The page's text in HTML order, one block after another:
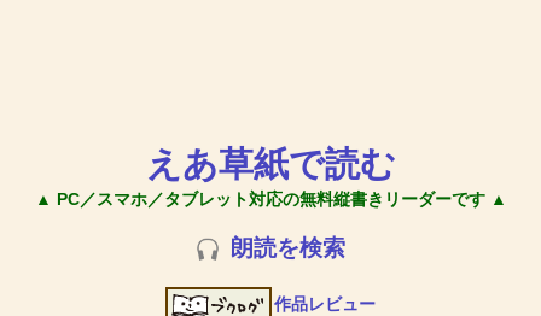
えあ草紙で読む
▲ PC／スマホ／タブレット対応の無料縦書きリーダーです ▲
朗読を検索
作品レビュー